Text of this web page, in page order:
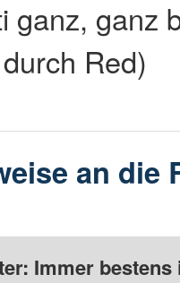
ganz, ganz
Red)
an die
Immer